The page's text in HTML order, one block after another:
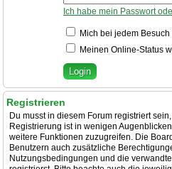
Ich habe mein Passwort
Mich bei jedem
Meinen Online-Status
Registrieren
Du musst in diesem Forum registriert
Registrierung ist in wenigen
weitere Funktionen zuzugreifen. Die
Benutzern auch zusätzliche
Nutzungsbedingungen und die